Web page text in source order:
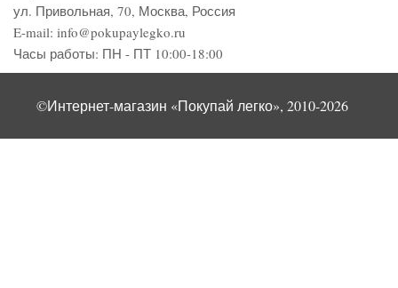
ул. Привольная, 70, Москва, Россия
E-mail: info@pokupaylegko.ru
Часы работы: ПН - ПТ 10:00-18:00
©Интернет-магазин «Покупай легко», 2010-2026